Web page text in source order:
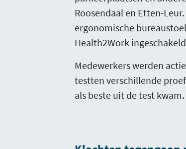
Roosendaal en Etten-
ergonomische
Health2Work
Medewerkers werden
testten verschillende
als beste uit de test kwam.